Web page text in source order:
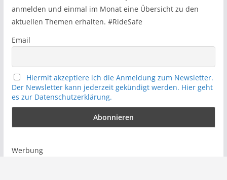
anmelden und einmal im Monat eine Übersicht zu den
aktuellen Themen erhalten. #RideSafe
Email
Hiermit akzeptiere ich die Anmeldung zum Newsletter.
Der Newsletter kann jederzeit gekündigt werden. Hier geht
es zur Datenschutzerklärung.
Werbung